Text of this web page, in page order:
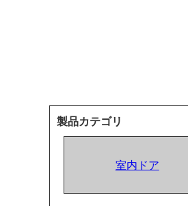
製品カテゴリ
室内ドア